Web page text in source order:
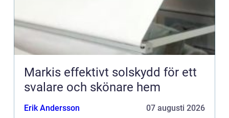
Markis effektivt solskydd för ett
svalare och skönare hem
Erik Andersson 07 augusti 2026